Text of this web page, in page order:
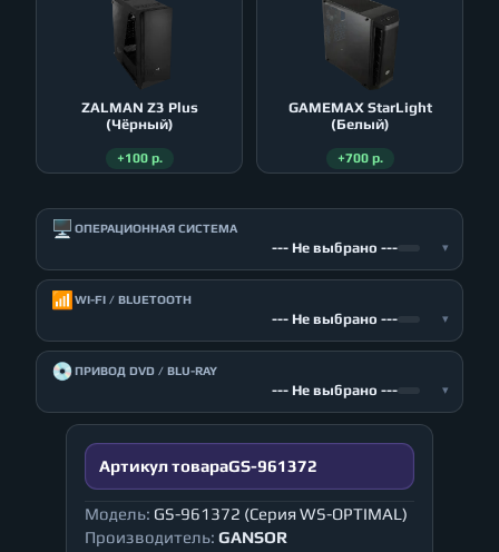
ZALMAN Z3 Plus
(Чёрный)
+100 р.
GAMEMAX StarLight
(Белый)
+700 р.
🖥️ ОПЕРАЦИОННАЯ СИСТЕМА
--- Не выбрано --- ▾
📶 WI-FI / BLUETOOTH
--- Не выбрано --- ▾
💿ПРИВОД DVD / BLU-RAY
--- Не выбрано --- ▾
Артикул товараGS-961372
Модель: GS-961372 (Серия WS-OPTIMAL)
Производитель: GANSOR